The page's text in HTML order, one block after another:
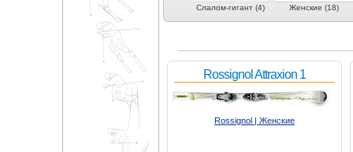
Слалом (3) Слалом-гигант (4) Женские (18)
Rossignol Attraxion 1
Rossignol | Женские